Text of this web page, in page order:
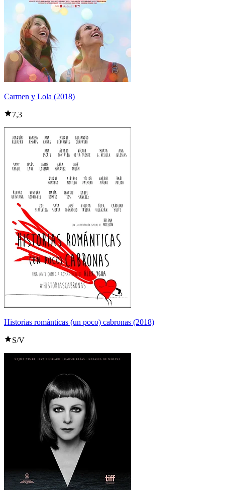
Carmen y Lola (2018)
7,3
Historias románticas (un poco) cabronas (2018)
S/V